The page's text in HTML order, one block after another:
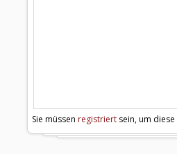
Sie müssen registriert sein, um